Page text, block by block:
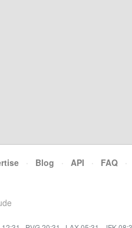
· Blog · API · FAQ ·